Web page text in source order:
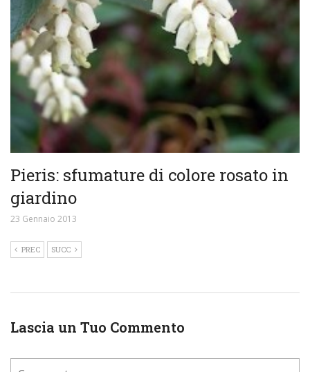
Pieris: sfumature di colore rosato in
giardino
23 Gennaio 2013
PREC SUCC
Lascia un Tuo Commento